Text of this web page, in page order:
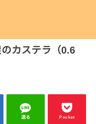
のカステラ（0.6
送る Pocket